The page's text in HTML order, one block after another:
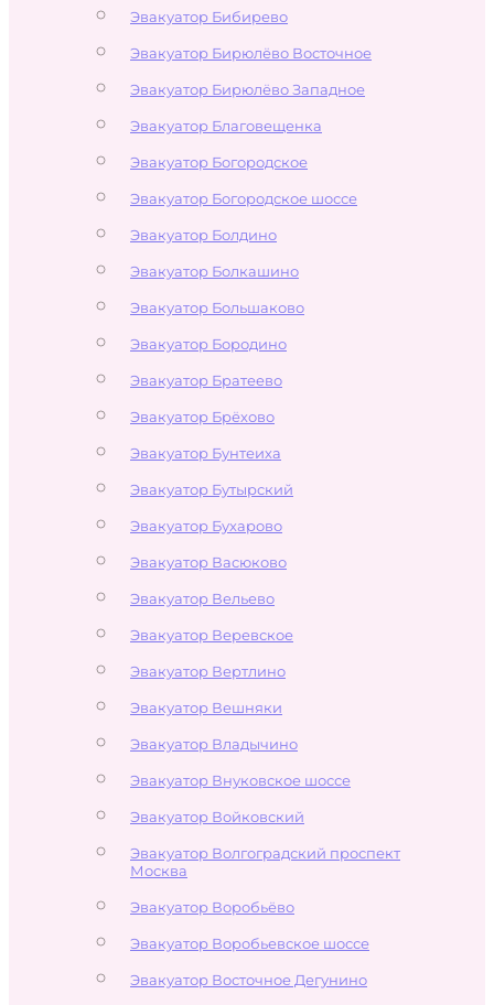
Эвакуатор Бибирево
Эвакуатор Бирюлёво Восточное
Эвакуатор Бирюлёво Западное
Эвакуатор Благовещенка
Эвакуатор Богородское
Эвакуатор Богородское шоссе
Эвакуатор Болдино
Эвакуатор Болкашино
Эвакуатор Большаково
Эвакуатор Бородино
Эвакуатор Братеево
Эвакуатор Брёхово
Эвакуатор Бунтеиха
Эвакуатор Бутырский
Эвакуатор Бухарово
Эвакуатор Васюково
Эвакуатор Вельево
Эвакуатор Веревское
Эвакуатор Вертлино
Эвакуатор Вешняки
Эвакуатор Владычино
Эвакуатор Внуковское шоссе
Эвакуатор Войковский
Эвакуатор Волгоградский проспект
Москва
Эвакуатор Воробьёво
Эвакуатор Воробьевское шоссе
Эвакуатор Восточное Дегунино